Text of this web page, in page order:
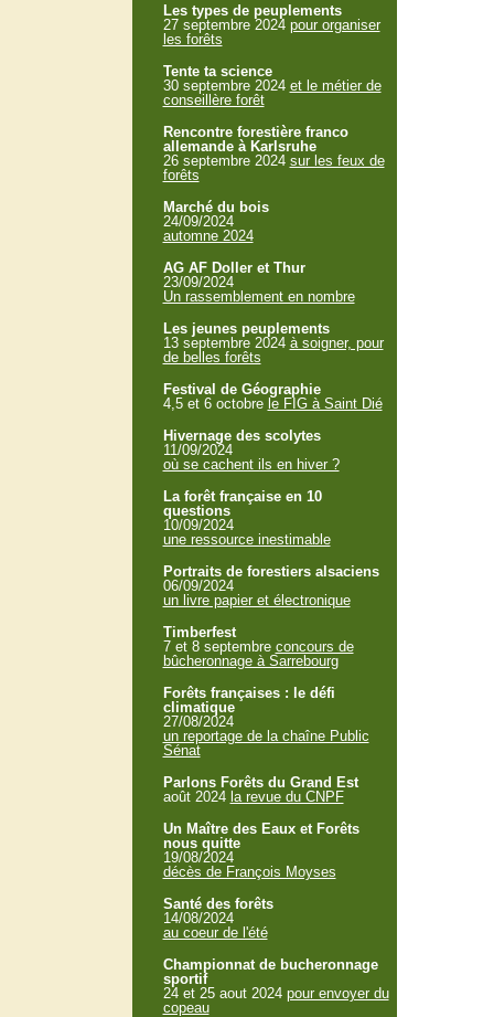
Les types de peuplements
27 septembre 2024 pour organiser
les forêts
Tente ta science
30 septembre 2024 et le métier de
conseillère forêt
Rencontre forestière franco
allemande à Karlsruhe
26 septembre 2024 sur les feux de
forêts
Marché du bois
24/09/2024
automne 2024
AG AF Doller et Thur
23/09/2024
Un rassemblement en nombre
Les jeunes peuplements
13 septembre 2024 à soigner, pour
de belles forêts
Festival de Géographie
4,5 et 6 octobre le FIG à Saint Dié
Hivernage des scolytes
11/09/2024
où se cachent ils en hiver ?
La forêt française en 10
questions
10/09/2024
une ressource inestimable
Portraits de forestiers alsaciens
06/09/2024
un livre papier et électronique
Timberfest
7 et 8 septembre concours de
bûcheronnage à Sarrebourg
Forêts françaises : le défi
climatique
27/08/2024
un reportage de la chaîne Public
Sénat
Parlons Forêts du Grand Est
août 2024 la revue du CNPF
Un Maître des Eaux et Forêts
nous quitte
19/08/2024
décès de François Moyses
Santé des forêts
14/08/2024
au coeur de l'été
Championnat de bucheronnage
sportif
24 et 25 aout 2024 pour envoyer du
copeau